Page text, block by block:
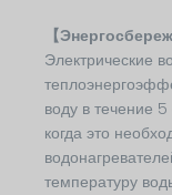
【
Электрические
воду в течение 5
когда это
температуру